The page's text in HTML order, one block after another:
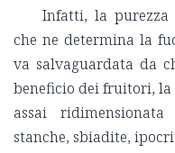
Infatti, la purezza
che ne determina la
va salvaguardata da
beneficio dei fruitori,
assai
stanche, sbiadite,